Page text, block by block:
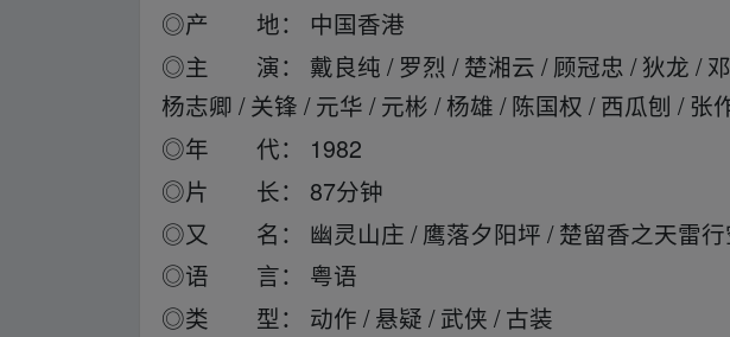
◎产 地： 中国香港
◎主 演： 戴良纯 / 罗烈 / 楚湘云 / 顾冠忠 / 狄龙 / 邓
杨志卿 / 关锋 / 元华 / 元彬 / 杨雄 / 陈国权 / 西瓜刨 / 张
◎年 代： 1982
◎片 长： 87分钟
◎又 名： 幽灵山庄 / 鹰落夕阳坪 / 楚留香之天雷行
◎语 言： 粤语
◎类 型： 动作 / 悬疑 / 武侠 / 古装